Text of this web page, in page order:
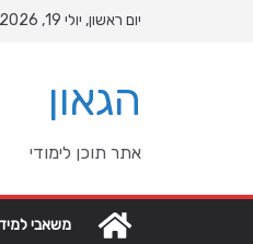
יום ראשון, יולי 19, 2026
הגאון
אתר תוכן לימודי
משאבי